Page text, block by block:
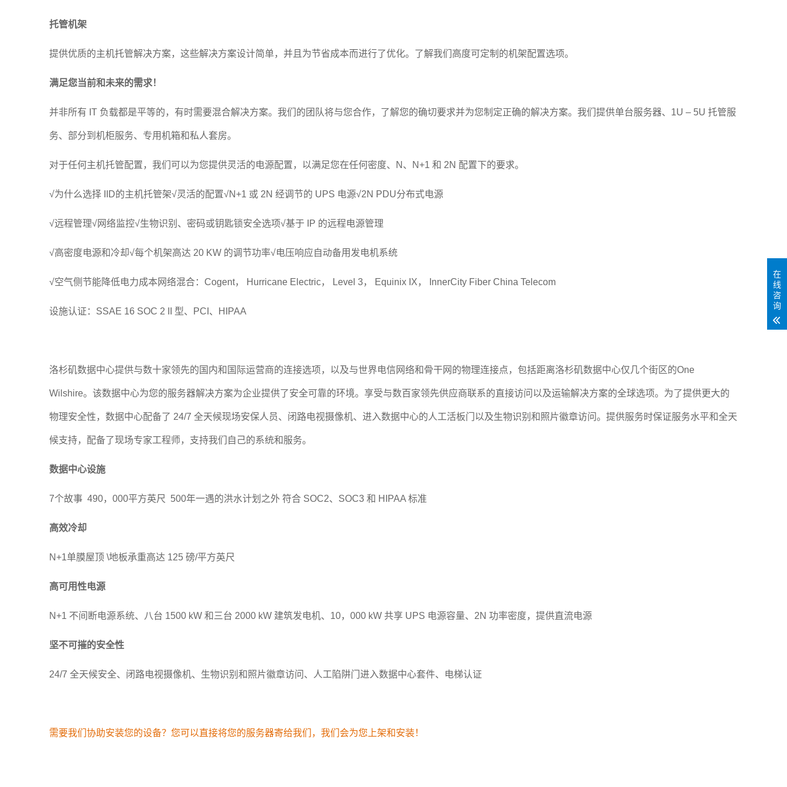
托管机架
提供优质的主机托管解决方案，这些解决方案设计简单，并且为节省成本而进行了优化。了解我们高度可定制的机架配置选项。
满足您当前和未来的需求！
并非所有 IT 负载都是平等的，有时需要混合解决方案。我们的团队将与您合作，了解您的确切要求并为您制定正确的解决方案。我们提供单台服务器、1U – 5U 托管服
务、部分到机柜服务、专用机箱和私人套房。
对于任何主机托管配置，我们可以为您提供灵活的电源配置，以满足您在任何密度、N、N+1 和 2N 配置下的要求。
√为什么选择 IID的主机托管架√灵活的配置√N+1 或 2N 经调节的 UPS 电源√2N PDU分布式电源
√远程管理√网络监控√生物识别、密码或钥匙锁安全选项√基于 IP 的远程电源管理
√高密度电源和冷却√每个机架高达 20 KW 的调节功率√电压响应自动备用发电机系统
√空气侧节能降低电力成本网络混合：Cogent， Hurricane Electric， Level 3， Equinix IX， InnerCity Fiber China Telecom
设施认证：SSAE 16 SOC 2 II 型、PCI、HIPAA
洛杉矶数据中心提供与数十家领先的国内和国际运营商的连接选项，以及与世界电信网络和骨干网的物理连接点，包括距离洛杉矶数据中心仅几个街区的One
Wilshire。该数据中心为您的服务器解决方案为企业提供了安全可靠的环境。享受与数百家领先供应商联系的直接访问以及运输解决方案的全球选项。为了提供更大的
物理安全性，数据中心配备了 24/7 全天候现场安保人员、闭路电视摄像机、进入数据中心的人工活板门以及生物识别和照片徽章访问。提供服务时保证服务水平和全天
候支持，配备了现场专家工程师，支持我们自己的系统和服务。
数据中心设施
7个故事 490，000平方英尺 500年一遇的洪水计划之外 符合 SOC2、SOC3 和 HIPAA 标准
高效冷却
N+1单膜屋顶 \地板承重高达 125 磅/平方英尺
高可用性电源
N+1 不间断电源系统、八台 1500 kW 和三台 2000 kW 建筑发电机、10，000 kW 共享 UPS 电源容量、2N 功率密度，提供直流电源
坚不可摧的安全性
24/7 全天候安全、闭路电视摄像机、生物识别和照片徽章访问、人工陷阱门进入数据中心套件、电梯认证
需要我们协助安装您的设备？您可以直接将您的服务器寄给我们，我们会为您上架和安装！
在
线
咨
询